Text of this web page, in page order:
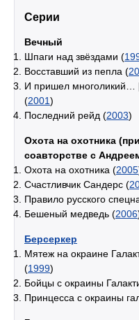
Серии
Вечный
Шпаги над звёздами (
Восставший из пепла (
И пришел многоликий…
(2001)
Последний рейд (2003)
Охота на охотника
соавторстве с
Охота на охотника (2005
Счастливчик Сандерс (
Правило русского
Бешеный медведь (2006
Берсеркер
Мятеж на окраине
(1999)
Бойцы с окраины
Принцесса с окраины